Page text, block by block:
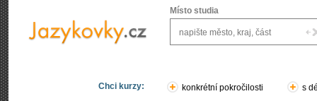
Místo studia
Chci kurzy: konkrétní pokročilosti s